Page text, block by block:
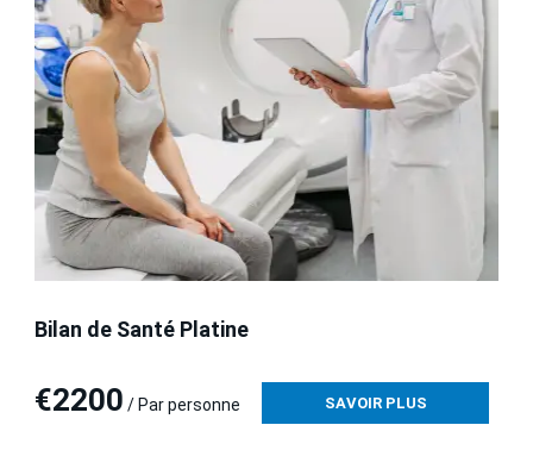
Bilan de Santé Platine
€2200 / Par personne SAVOIR PLUS